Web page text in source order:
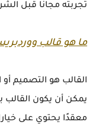
تجربته مجانًا قبل
ما هو قالب
القالب هو التصميم
يمكن أن يكون
معقدًا يحتوي على